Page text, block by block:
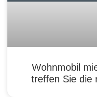
Wohnmobil
treffen Sie die